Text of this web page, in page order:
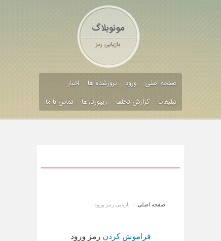
مونوبلاگ
بازیابی رمز
صفحه اصلی ورود بروزشده ها
اخبار
گزارش تخلف ریپورتاژها تماس با ما
صفحه اصلی > بازیابی رمز ورود
فراموش کردن رمز ورود